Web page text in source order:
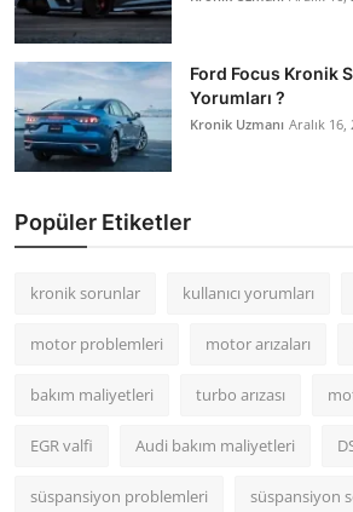
Ford Focus Kronik
Yorumları ?
Kronik Uzmanı Aralık 16,
Popüler Etiketler
kronik sorunlar kullanıcı yorumları
motor problemleri motor arızaları
bakım maliyetleri turbo arızası
EGR valfi Audi bakım maliyetleri
süspansiyon problemleri süspansiyon